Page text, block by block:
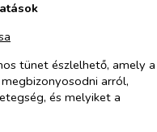
tünet észlelhető, amely a
arról,
és melyiket a